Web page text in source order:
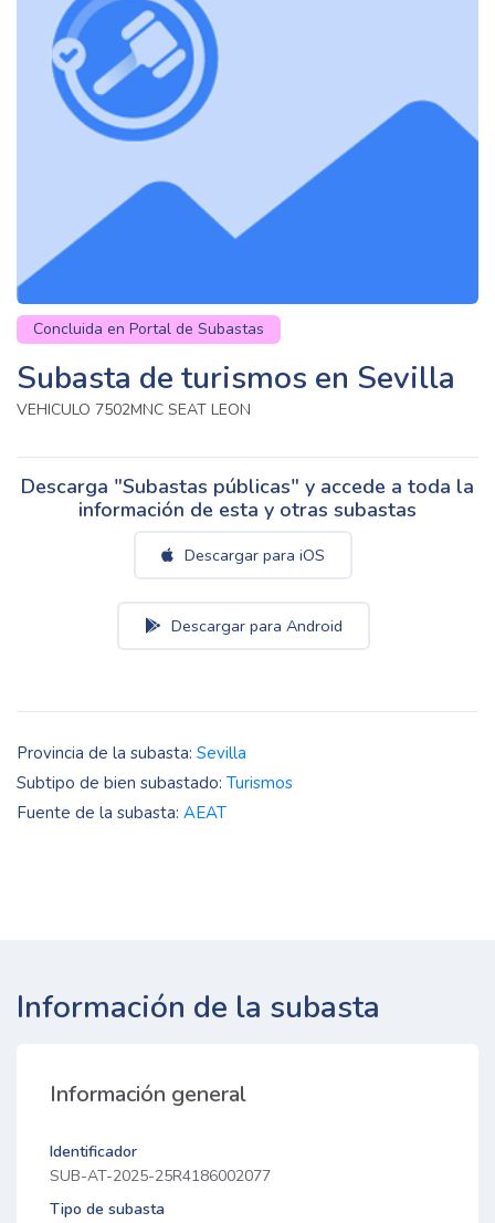
Concluida en Portal de Subastas
Subasta de turismos en Sevilla
VEHICULO 7502MNC SEAT LEON
Descarga "Subastas públicas" y accede a toda la
información de esta y otras subastas
Descargar para iOS
Descargar para Android
Provincia de la subasta: Sevilla
Subtipo de bien subastado: Turismos
Fuente de la subasta: AEAT
Información de la subasta
Información general
Identificador
SUB-AT-2025-25R4186002077
Tipo de subasta